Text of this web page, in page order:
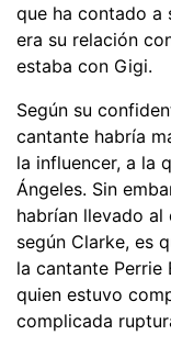
que ha contado a
era su relación
estaba con Gigi.
Según su
cantante habría
la influencer, a la
Ángeles. Sin
habrían llevado al
según Clarke, es
la cantante
quien estuvo
complicada